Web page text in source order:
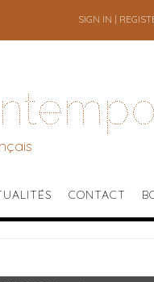
SIGN IN |
CONTACT